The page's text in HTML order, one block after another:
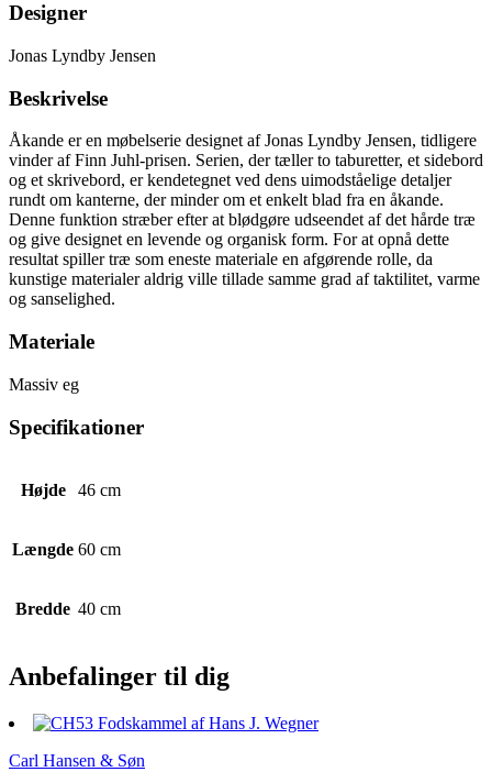
Designer
Jonas Lyndby Jensen
Beskrivelse
Åkande er en møbelserie designet af Jonas Lyndby Jensen, tidligere
vinder af Finn Juhl-prisen. Serien, der tæller to taburetter, et sidebord
og et skrivebord, er kendetegnet ved dens uimodståelige detaljer
rundt om kanterne, der minder om et enkelt blad fra en åkande.
Denne funktion stræber efter at blødgøre udseendet af det hårde træ
og give designet en levende og organisk form. For at opnå dette
resultat spiller træ som eneste materiale en afgørende rolle, da
kunstige materialer aldrig ville tillade samme grad af taktilitet, varme
og sanselighed.
Materiale
Massiv eg
Specifikationer
Højde 46 cm
Længde 60 cm
Bredde 40 cm
Anbefalinger til dig
Carl Hansen & Søn